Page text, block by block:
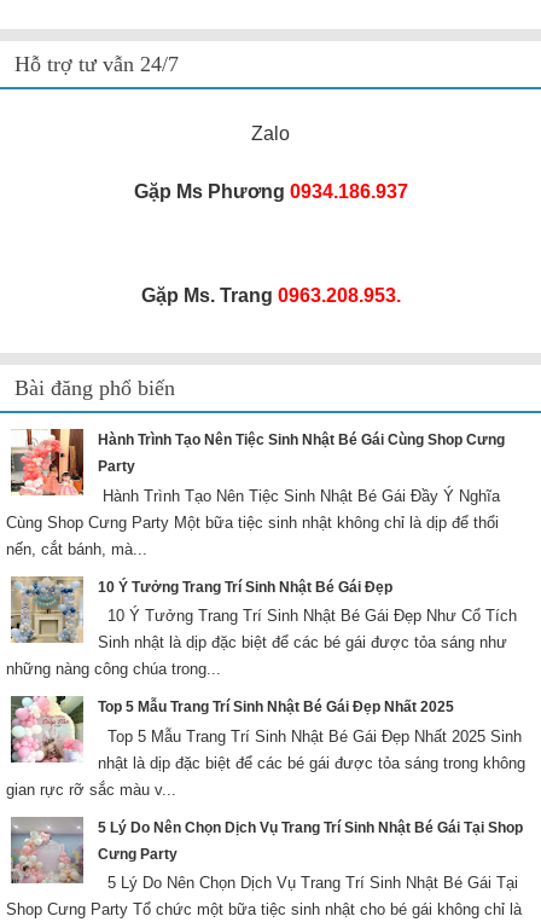
Hỗ trợ tư vẫn 24/7
Zalo
Gặp Ms Phương 0934.186.937
Gặp Ms. Trang 0963.208.953.
Bài đăng phổ biến
Hành Trình Tạo Nên Tiệc Sinh Nhật Bé Gái Cùng Shop Cưng
Party
Hành Trình Tạo Nên Tiệc Sinh Nhật Bé Gái Đầy Ý Nghĩa
Cùng Shop Cưng Party Một bữa tiệc sinh nhật không chỉ là dịp để thổi
nến, cắt bánh, mà...
10 Ý Tưởng Trang Trí Sinh Nhật Bé Gái Đẹp
10 Ý Tưởng Trang Trí Sinh Nhật Bé Gái Đẹp Như Cổ Tích
Sinh nhật là dịp đặc biệt để các bé gái được tỏa sáng như
những nàng công chúa trong...
Top 5 Mẫu Trang Trí Sinh Nhật Bé Gái Đẹp Nhất 2025
Top 5 Mẫu Trang Trí Sinh Nhật Bé Gái Đẹp Nhất 2025 Sinh
nhật là dịp đặc biệt để các bé gái được tỏa sáng trong không
gian rực rỡ sắc màu v...
5 Lý Do Nên Chọn Dịch Vụ Trang Trí Sinh Nhật Bé Gái Tại Shop
Cưng Party
5 Lý Do Nên Chọn Dịch Vụ Trang Trí Sinh Nhật Bé Gái Tại
Shop Cưng Party Tổ chức một bữa tiệc sinh nhật cho bé gái không chỉ là